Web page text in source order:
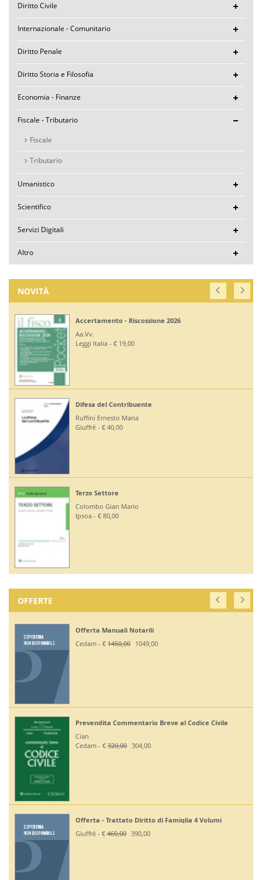
Diritto Civile
Internazionale - Comunitario
Diritto Penale
Diritto Storia e Filosofia
Economia - Finanze
Fiscale - Tributario
Fiscale
Tributario
Umanistico
Scientifico
Servizi Digitali
Altro
NOVITÀ
Accertamento - Riscossione 2026
Aa.Vv.
Leggi Italia - € 19,00
Difesa del Contribuente
Ruffini Ernesto Maria
Giuffrè - € 40,00
Terzo Settore
Colombo Gian Mario
Ipsoa - € 80,00
OFFERTE
Offerta Manuali Notarili
Cedam - € 1450,00 1049,00
Prevendita Commentario Breve al Codice Civile
Cian
Cedam - € 320,00 304,00
Offerta - Trattato Diritto di Famiglia 4 Volumi
Giuffrè - € 460,00 390,00